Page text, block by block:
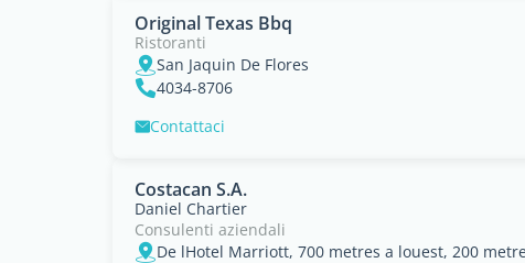
Original Texas Bbq
Ristoranti
San Jaquin De Flores
4034-8706
Contattaci
Costacan S.A.
Daniel Chartier
Consulenti aziendali